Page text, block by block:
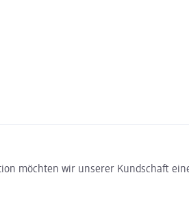
möchten wir unserer Kundschaft